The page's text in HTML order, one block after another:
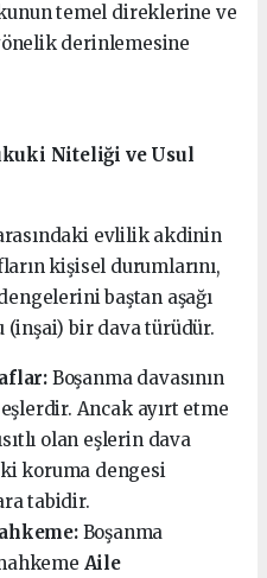
temel direklerine ve
derinlemesine
Niteliği ve Usul
evlilik akdinin
kişisel durumlarını,
baştan aşağı
bir dava türüdür.
Boşanma davasının
Ancak ayırt etme
olan eşlerin dava
koruma dengesi
tabidir.
Boşanma
Aile